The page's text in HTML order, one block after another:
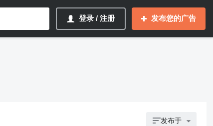
登录 / 注册 发布您的广告
发布于